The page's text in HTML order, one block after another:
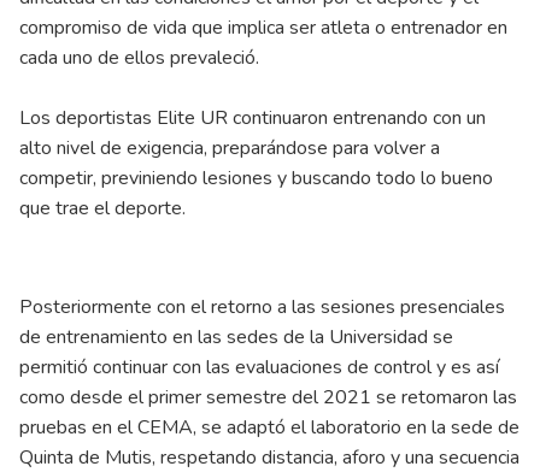
compromiso de vida que implica ser atleta o entrenador en
cada uno de ellos prevaleció.
Los deportistas Elite UR continuaron entrenando con un
alto nivel de exigencia, preparándose para volver a
competir, previniendo lesiones y buscando todo lo bueno
que trae el deporte.
Posteriormente con el retorno a las sesiones presenciales
de entrenamiento en las sedes de la Universidad se
permitió continuar con las evaluaciones de control y es así
como desde el primer semestre del 2021 se retomaron las
pruebas en el CEMA, se adaptó el laboratorio en la sede de
Quinta de Mutis, respetando distancia, aforo y una secuencia